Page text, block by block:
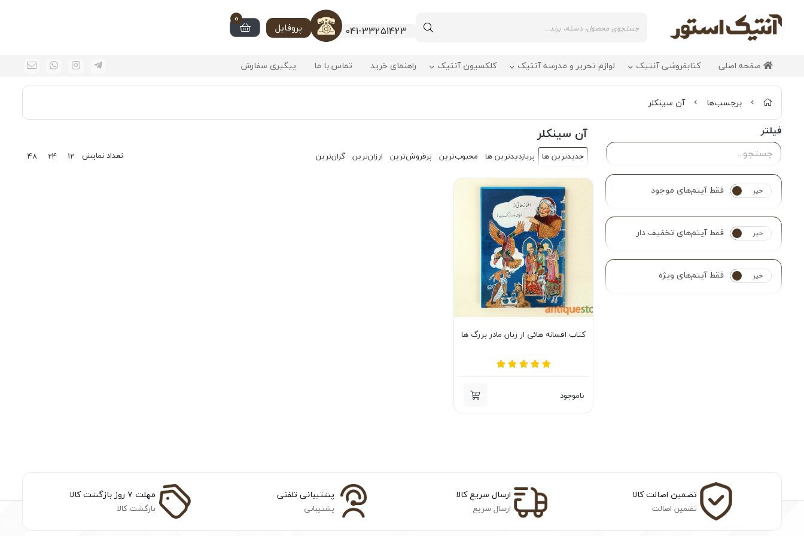
041-33251423 پروفایل
0
صفحه اصلی کتابفروشی آنتیک لوازم تحریر و مدرسه آنتیک کلکسیون آنتیک راهنمای خرید تماس با ما پیگیری سفارش
برچسب‌ها آن سینکلر
فیلتر
بله خیر فقط آیتم‌های موجود
بله خیر فقط آیتم‌های تخفیف دار
بله خیر فقط آیتم‌های ویژه
آن سینکلر
جدیدترین ها پربازدیدترین ها محبوب‌‌ترین پرفروش‌ترین ارزان‌ترین گران‌ترین تعداد نمایش 12
24
48
کتاب افسانه هائی از زبان مادر بزرگ ها
ناموجود
تضمین اصالت کالا
تضمین اصالت
ارسال سریع کالا
ارسال سریع
پشتیبانی تلفنی
پشتیبانی
مهلت ۷ روز بازگشت کالا
بازگشت کالا